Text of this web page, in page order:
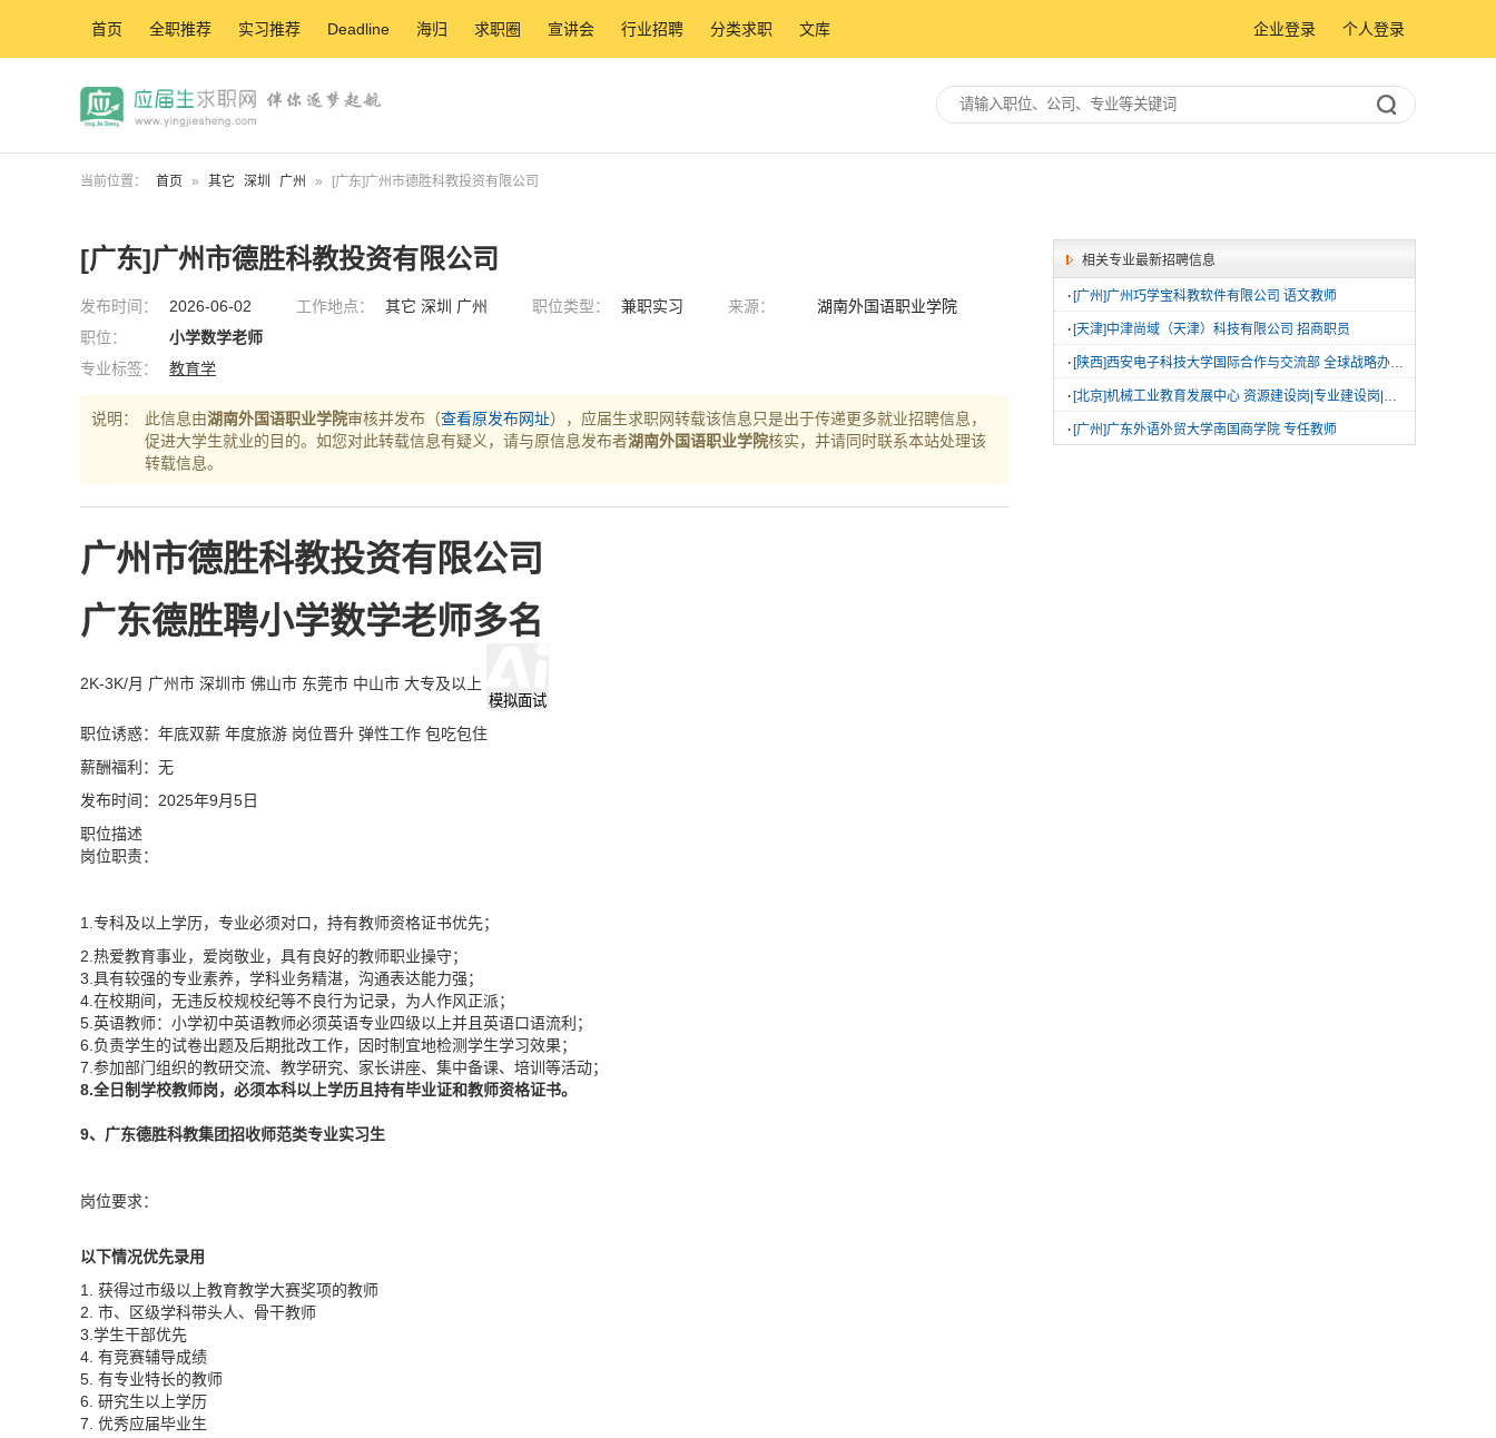
首页 全职推荐 实习推荐 Deadline 海归 求职圈 宣讲会 行业招聘 分类求职 文库 企业登录 个人登录
当前位置： 首页 » 其它 深圳 广州 » [广东]广州市德胜科教投资有限公司
[广东]广州市德胜科教投资有限公司
发布时间： 2026-06-02 工作地点： 其它 深圳 广州 职位类型： 兼职实习 来源：
湖南外国语职业学院
职位：
小学数学老师
专业标签：
教育学
说明： 此信息由湖南外国语职业学院审核并发布（查看原发布网址），应届生求职网转载该信息只是出于传递更多就业招聘信息，
促进大学生就业的目的。如您对此转载信息有疑义，请与原信息发布者湖南外国语职业学院核实，并请同时联系本站处理该
转载信息。
广州市德胜科教投资有限公司
广东德胜聘小学数学老师多名
2K-3K/月 广州市 深圳市 佛山市 东莞市 中山市 大专及以上
模拟面试
职位诱惑：年底双薪 年度旅游 岗位晋升 弹性工作 包吃包住
薪酬福利：无
发布时间：2025年9月5日
职位描述
岗位职责：
1.专科及以上学历，专业必须对口，持有教师资格证书优先；
2.热爱教育事业，爱岗敬业，具有良好的教师职业操守；
3.具有较强的专业素养，学科业务精湛，沟通表达能力强；
4.在校期间，无违反校规校纪等不良行为记录，为人作风正派；
5.英语教师：小学初中英语教师必须英语专业四级以上并且英语口语流利；
6.负责学生的试卷出题及后期批改工作，因时制宜地检测学生学习效果；
7.参加部门组织的教研交流、教学研究、家长讲座、集中备课、培训等活动；
8.全日制学校教师岗，必须本科以上学历且持有毕业证和教师资格证书。
9、广东德胜科教集团招收师范类专业实习生
岗位要求：
以下情况优先录用
1. 获得过市级以上教育教学大赛奖项的教师
2. 市、区级学科带头人、骨干教师
3.学生干部优先
4. 有竞赛辅导成绩
5. 有专业特长的教师
6. 研究生以上学历
7. 优秀应届毕业生
相关专业最新招聘信息
· [广州]广州巧学宝科教软件有限公司 语文教师
· [天津]中津尚域（天津）科技有限公司 招商职员
· [陕西]西安电子科技大学国际合作与交流部 全球战略办公室基础工作人员|国际教育与服务中心基础工作人员
· [北京]机械工业教育发展中心 资源建设岗|专业建设岗|数据信息建设岗
· [广州]广东外语外贸大学南国商学院 专任教师